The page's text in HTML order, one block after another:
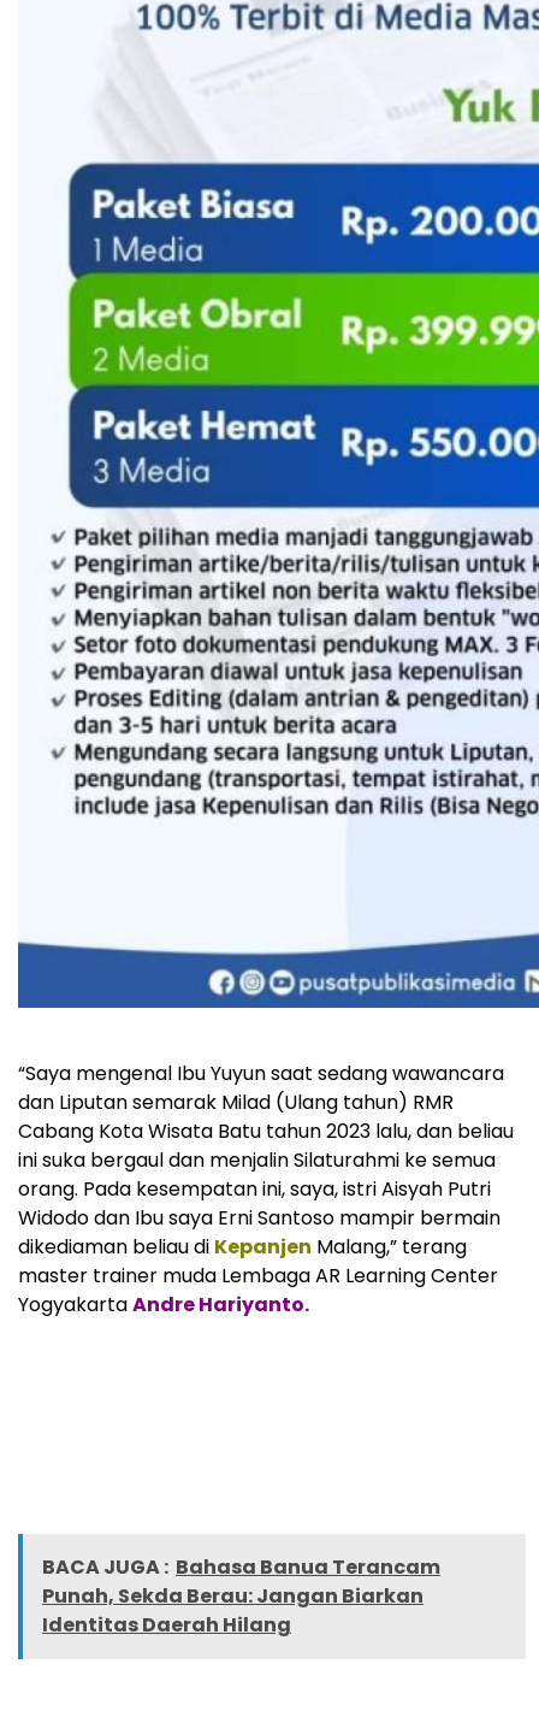
“Saya mengenal Ibu Yuyun saat sedang wawancara
dan Liputan semarak Milad (Ulang tahun) RMR
Cabang Kota Wisata Batu tahun 2023 lalu, dan beliau
ini suka bergaul dan menjalin Silaturahmi ke semua
orang. Pada kesempatan ini, saya, istri Aisyah Putri
Widodo dan Ibu saya Erni Santoso mampir bermain
dikediaman beliau di Kepanjen Malang,” terang
master trainer muda Lembaga AR Learning Center
YogyakartaAndre Hariyanto.
BACA JUGA : Bahasa Banua Terancam
Punah, Sekda Berau: Jangan Biarkan
Identitas Daerah Hilang